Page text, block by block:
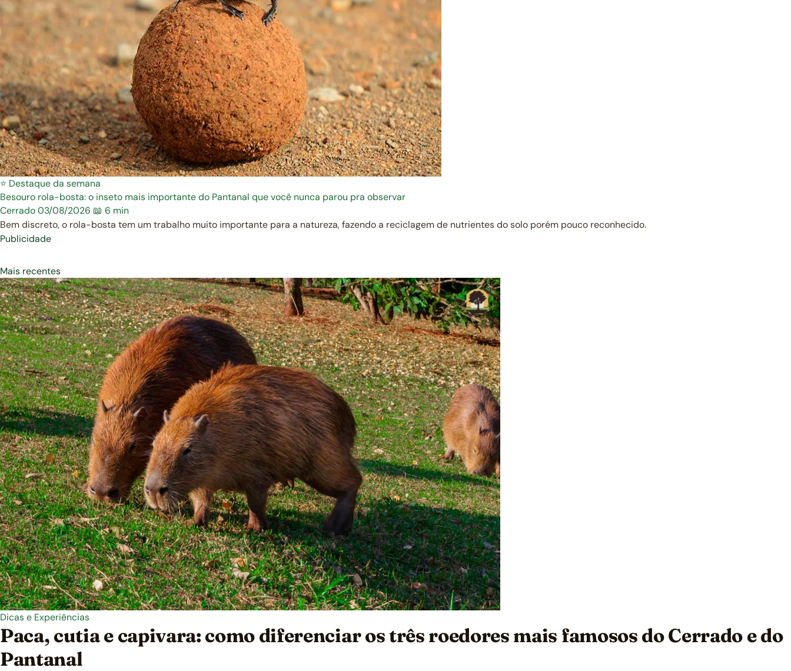
⭐ Destaque da semana
Besouro rola-bosta: o inseto mais importante do Pantanal que você nunca parou pra observar
Cerrado03/08/2026 📖 6 min
Bem discreto, o rola-bosta tem um trabalho muito importante para a natureza, fazendo a reciclagem de nutrientes do solo porém pouco reconhecido.
Publicidade
Mais recentes
Dicas e Experiências
Paca, cutia e capivara: como diferenciar os três roedores mais famosos do Cerrado e do
Pantanal